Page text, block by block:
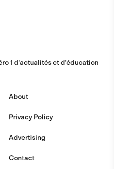
1 d'actualités et d'éducation
About
Privacy Policy
Advertising
Contact